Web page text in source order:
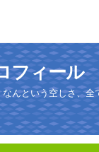
フィール
んという空しさ、全